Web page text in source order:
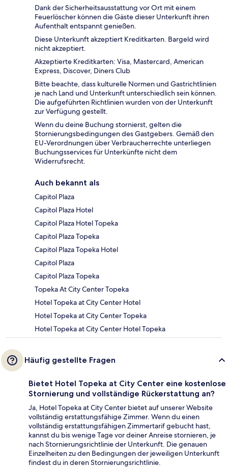
Dank der Sicherheitsausstattung vor Ort mit einem
Feuerlöscher können die Gäste dieser Unterkunft ihren
Aufenthalt entspannt genießen.
Diese Unterkunft akzeptiert Kreditkarten. Bargeld wird
nicht akzeptiert.
Akzeptierte Kreditkarten: Visa, Mastercard, American
Express, Discover, Diners Club
Bitte beachte, dass kulturelle Normen und Gastrichtlinien
je nach Land und Unterkunft unterschiedlich sein können.
Die aufgeführten Richtlinien wurden von der Unterkunft
zur Verfügung gestellt.
Wenn du deine Buchung stornierst, gelten die
Stornierungsbedingungen des Gastgebers. Gemäß den
EU-Verordnungen über Verbraucherrechte unterliegen
Buchungsservices für Unterkünfte nicht dem
Widerrufsrecht.
Auch bekannt als
Capitol Plaza
Capitol Plaza Hotel
Capitol Plaza Hotel Topeka
Capitol Plaza Topeka
Capitol Plaza Topeka Hotel
Capitol Plaza
Capitol Plaza Topeka
Topeka At City Center Topeka
Hotel Topeka at City Center Hotel
Hotel Topeka at City Center Topeka
Hotel Topeka at City Center Hotel Topeka
Häufig gestellte Fragen
Bietet Hotel Topeka at City Center eine kostenlose
Stornierung und vollständige Rückerstattung an?
Ja, Hotel Topeka at City Center bietet auf unserer Website
vollständig erstattungsfähige Zimmer. Wenn du einen
vollständig erstattungsfähigen Zimmertarif gebucht hast,
kannst du bis wenige Tage vor deiner Anreise stornieren, je
nach Stornierungsrichtlinie der Unterkunft. Die genauen
Einzelheiten zu den Bedingungen der jeweiligen Unterkunft
findest du in deren Stornierungsrichtlinie.